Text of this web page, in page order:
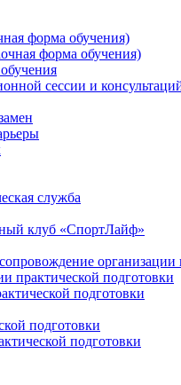
форма обучения)
форма обучения)
сессии и
служба
клуб «СпортЛайф»
организации
практической подготовки
подготовки
подготовки
подготовки